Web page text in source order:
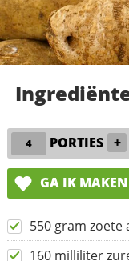
PORTIES +
GA IK MAKEN
550 gram zoete
160 milliliter